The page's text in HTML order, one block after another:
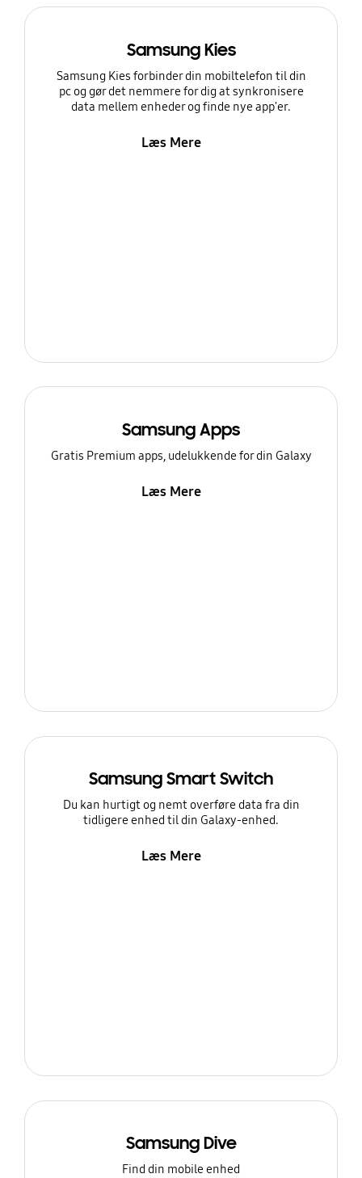
Samsung Kies
Samsung Kies forbinder din mobiltelefon til din
pc og gør det nemmere for dig at synkronisere
data mellem enheder og finde nye app'er.
Læs Mere
Samsung Apps
Gratis Premium apps, udelukkende for din Galaxy
Læs Mere
Samsung Smart Switch
Du kan hurtigt og nemt overføre data fra din
tidligere enhed til din Galaxy-enhed.
Læs Mere
Samsung Dive
Find din mobile enhed